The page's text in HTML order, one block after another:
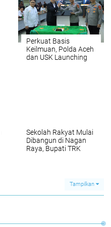
Perkuat Basis
Keilmuan, Polda Aceh
dan USK Launching
Sekolah Rakyat Mulai
Dibangun di Nagan
Raya, Bupati TRK
Tampilkan